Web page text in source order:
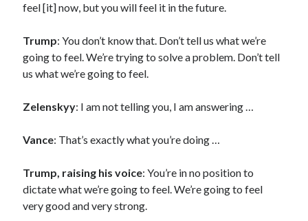
feel [it] now, but you will feel it in the future.
Trump: You don’t know that. Don’t tell us what we’re
going to feel. We’re trying to solve a problem. Don’t tell
us what we’re going to feel.
Zelenskyy: I am not telling you, I am answering …
Vance: That’s exactly what you’re doing …
Trump, raising his voice: You’re in no position to
dictate what we’re going to feel. We’re going to feel
very good and very strong.